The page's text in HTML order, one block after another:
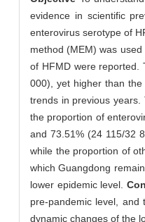
evidence in scientific
enterovirus serotype of
method (MEM) was
of HFMD were reported.
000), yet higher than
trends in previous
the proportion of
and 73.51% (24 115/32
while the proportion of
which Guangdong
lower epidemic level.
pre-pandemic level,
dynamic changes of the